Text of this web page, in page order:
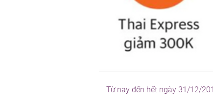
Từ nay đến hết ngày 31/12/